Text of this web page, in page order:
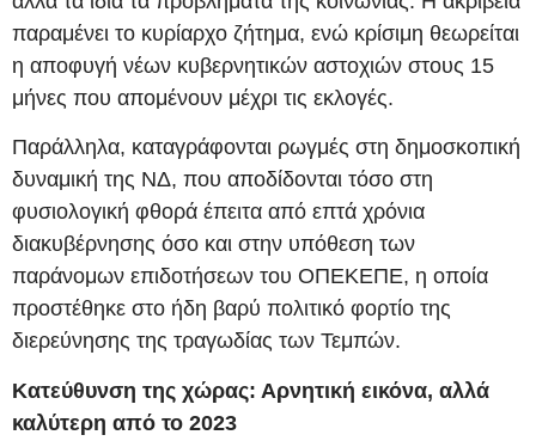
παραμένει το κυρίαρχο ζήτημα, ενώ κρίσιμη θεωρείται
η αποφυγή νέων κυβερνητικών αστοχιών στους 15
μήνες που απομένουν μέχρι τις εκλογές.
Παράλληλα, καταγράφονται ρωγμές στη δημοσκοπική
δυναμική της ΝΔ, που αποδίδονται τόσο στη
φυσιολογική φθορά έπειτα από επτά χρόνια
διακυβέρνησης όσο και στην υπόθεση των
παράνομων επιδοτήσεων του ΟΠΕΚΕΠΕ, η οποία
προστέθηκε στο ήδη βαρύ πολιτικό φορτίο της
διερεύνησης της τραγωδίας των Τεμπών.
Κατεύθυνση της χώρας: Αρνητική εικόνα, αλλά
καλύτερη από το 2023